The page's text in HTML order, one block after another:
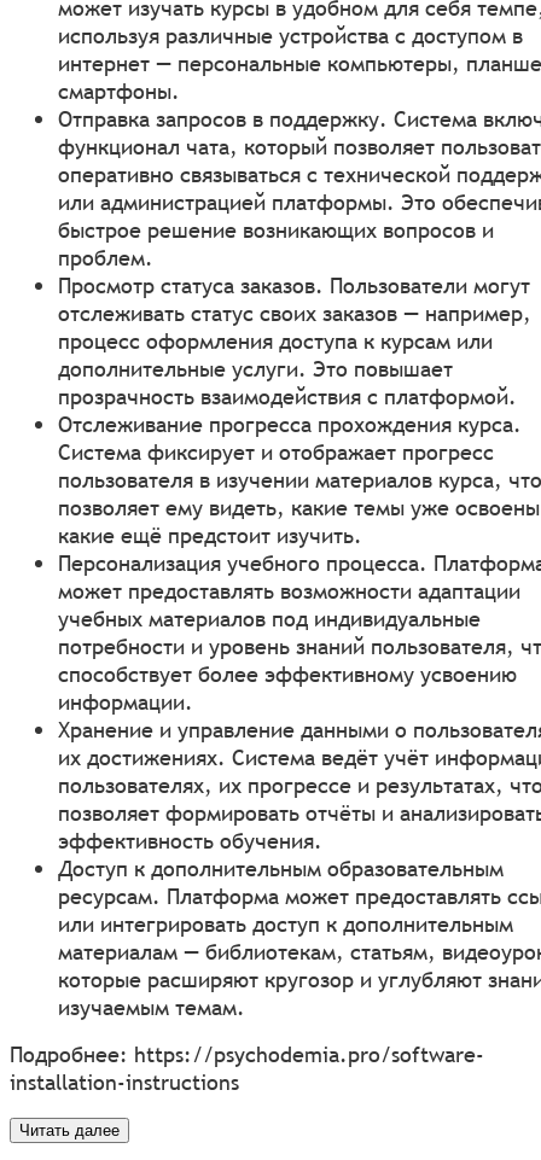
может изучать курсы в удобном для себя
используя различные устройства с доступом в
интернет — персональные компьютеры,
смартфоны.
Отправка запросов в поддержку. Система
функционал чата, который позволяет
оперативно связываться с технической
или администрацией платформы. Это
быстрое решение возникающих вопросов и
проблем.
Просмотр статуса заказов. Пользователи могут
отслеживать статус своих заказов — например,
процесс оформления доступа к курсам или
дополнительные услуги. Это повышает
прозрачность взаимодействия с платформой.
Отслеживание прогресса прохождения курса.
Система фиксирует и отображает прогресс
пользователя в изучении материалов курса, что
позволяет ему видеть, какие темы уже
какие ещё предстоит изучить.
Персонализация учебного процесса.
может предоставлять возможности адаптации
учебных материалов под индивидуальные
потребности и уровень знаний пользователя,
способствует более эффективному усвоению
информации.
Хранение и управление данными о
их достижениях. Система ведёт учёт
пользователях, их прогрессе и результатах,
позволяет формировать отчёты и
эффективность обучения.
Доступ к дополнительным образовательным
ресурсам. Платформа может предоставлять
или интегрировать доступ к дополнительным
материалам — библиотекам, статьям,
которые расширяют кругозор и углубляют
изучаемым темам.
Подробнее: https://psychodemia.pro/software-
installation-instructions
Читать далее